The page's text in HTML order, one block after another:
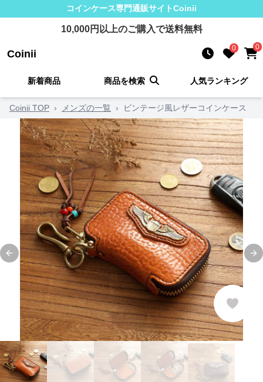
コインケース専門通販サイトCoinii
10,000円以上のご購入で送料無料
Coinii 0 0
新着商品 商品を検索 人気ランキング
Coinii TOP › メンズの一覧 › ビンテージ風レザーコインケース
Previous slide